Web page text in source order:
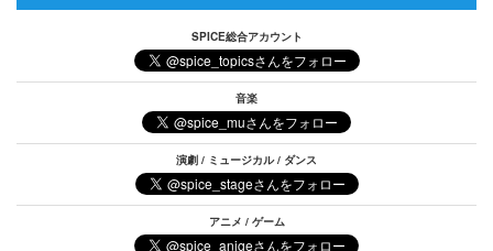
SPICE総合アカウント
音楽
演劇 / ミュージカル / ダンス
アニメ / ゲーム